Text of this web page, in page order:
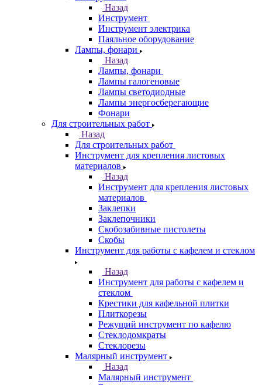
Назад
Инструмент
Инструмент электрика
Паяльное оборудование
Лампы, фонари
Назад
Лампы, фонари
Лампы галогеновые
Лампы светодиодные
Лампы энергосберегающие
Фонари
Для строительных работ
Назад
Для строительных работ
Инструмент для крепления листовых
материалов
Назад
Инструмент для крепления листовых
материалов
Заклепки
Заклепочники
Скобозабивные пистолеты
Скобы
Инструмент для работы с кафелем и стеклом
Назад
Инструмент для работы с кафелем и
стеклом
Крестики для кафельной плитки
Плиткорезы
Режущий инструмент по кафелю
Стеклодомкраты
Стеклорезы
Малярный инструмент
Назад
Малярный инструмент